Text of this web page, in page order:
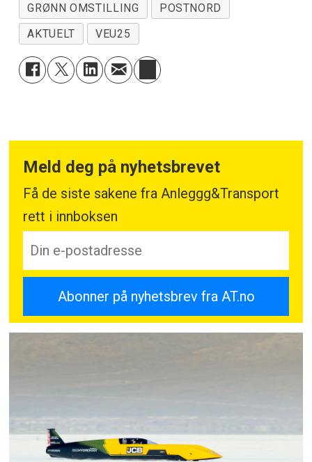
GRØNN OMSTILLING
POSTNORD
AKTUELT
VEU25
Meld deg på nyhetsbrevet
Få de siste sakene fra Anleggg&Transport
rett i innboksen